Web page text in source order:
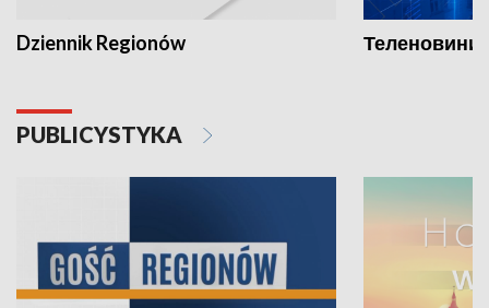
Dziennik Regionów Теленовини
PUBLICYSTYKA